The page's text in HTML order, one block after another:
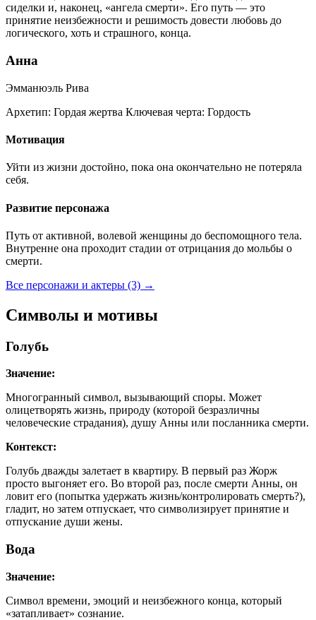
сиделки и, наконец, «ангела смерти». Его путь — это
принятие неизбежности и решимость довести любовь до
логического, хоть и страшного, конца.
Анна
Эмманюэль Рива
Архетип: Гордая жертва Ключевая черта: Гордость
Мотивация
Уйти из жизни достойно, пока она окончательно не потеряла
себя.
Развитие персонажа
Путь от активной, волевой женщины до беспомощного тела.
Внутренне она проходит стадии от отрицания до мольбы о
смерти.
Все персонажи и актеры (3) →
Символы и мотивы
Голубь
Значение:
Многогранный символ, вызывающий споры. Может
олицетворять жизнь, природу (которой безразличны
человеческие страдания), душу Анны или посланника смерти.
Контекст:
Голубь дважды залетает в квартиру. В первый раз Жорж
просто выгоняет его. Во второй раз, после смерти Анны, он
ловит его (попытка удержать жизнь/контролировать смерть?),
гладит, но затем отпускает, что символизирует принятие и
отпускание души жены.
Вода
Значение:
Символ времени, эмоций и неизбежного конца, который
«затапливает» сознание.